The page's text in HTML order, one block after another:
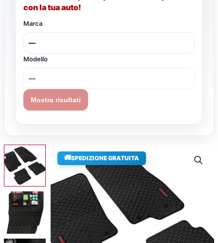
con la tua auto!
Marca
Modello
Mostra risultati
🚚SPEDIZIONE GRATUITA